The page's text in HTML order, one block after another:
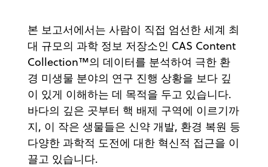
본 보고서에서는 사람이 직접 엄선한 세계 최
대 규모의 과학 정보 저장소인 CAS Content
Collection™의 데이터를 분석하여 극한 환
경 미생물 분야의 연구 진행 상황을 보다 깊
이 있게 이해하는 데 목적을 두고 있습니다.
바다의 깊은 곳부터 핵 배제 구역에 이르기까
지, 이 작은 생물들은 신약 개발, 환경 복원 등
다양한 과학적 도전에 대한 혁신적 접근을 이
끌고 있습니다.